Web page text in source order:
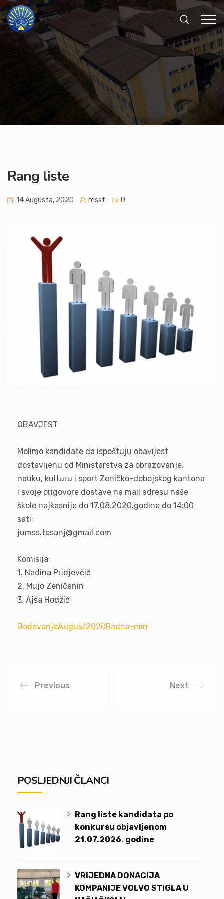
Rang liste
14 Augusta, 2020 msst 0
OBAVJEST
Molimo kandidate da ispoštuju obavijest
dostavljenu od Ministarstva za obrazovanje,
nauku, kulturu i sport Zeničko-dobojskog kantona
i svoje prigovore dostave na mail adresu naše
škole najkasnije do 17.08.2020.godine do 14:00
sati:
jumss.tesanj@gmail.com
Komisija:
1. Nadina Pridjevčić
2. Mujo Zeničanin
3. Ajša Hodžić
BodovanjeAugust2020Radna-min
Previous Next
POSLJEDNJI ČLANCI
Rang liste kandidata po
konkursu objavljenom
21.07.2026. godine
VRIJEDNA DONACIJA
KOMPANIJE VOLVO STIGLA U